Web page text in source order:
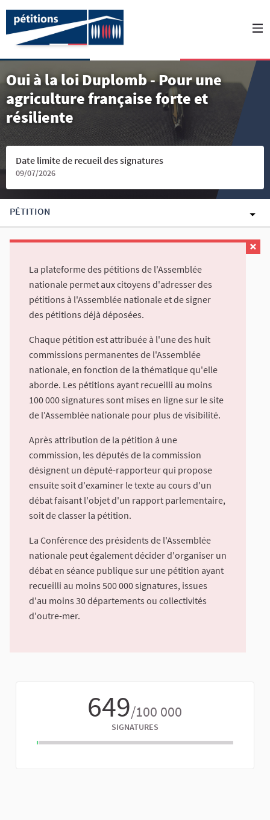
Oui à la loi Duplomb - Pour une
agriculture française forte et
résiliente
Date limite de recueil des signatures
09/07/2026
PÉTITION
La plateforme des pétitions de l'Assemblée
nationale permet aux citoyens d'adresser des
pétitions à l'Assemblée nationale et de signer
des pétitions déjà déposées.
Chaque pétition est attribuée à l'une des huit
commissions permanentes de l'Assemblée
nationale, en fonction de la thématique qu'elle
aborde. Les pétitions ayant recueilli au moins
100 000 signatures sont mises en ligne sur le site
de l'Assemblée nationale pour plus de visibilité.
Après attribution de la pétition à une
commission, les députés de la commission
désignent un député-rapporteur qui propose
ensuite soit d'examiner le texte au cours d'un
débat faisant l'objet d'un rapport parlementaire,
soit de classer la pétition.
La Conférence des présidents de l'Assemblée
nationale peut également décider d'organiser un
débat en séance publique sur une pétition ayant
recueilli au moins 500 000 signatures, issues
d'au moins 30 départements ou collectivités
d'outre-mer.
649/100 000
SIGNATURES